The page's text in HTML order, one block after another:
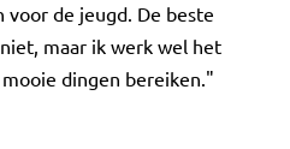
de jeugd. De beste
maar ik werk wel het
dingen bereiken."